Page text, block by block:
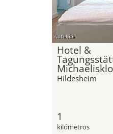
hotel.de
Hotel &
Hildesheim
1
kilómetros